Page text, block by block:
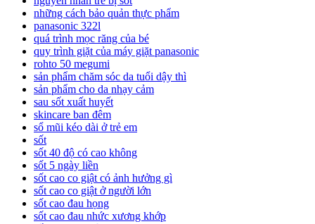
những cách bảo quản thực phẩm
panasonic 322l
quá trình mọc răng của bé
quy trình giặt của máy giặt panasonic
rohto 50 megumi
sản phẩm chăm sóc da tuổi dậy thì
sản phẩm cho da nhạy cảm
sau sốt xuất huyết
skincare ban đêm
sổ mũi kéo dài ở trẻ em
sốt
sốt 40 độ có cao không
sốt 5 ngày liền
sốt cao co giật có ảnh hưởng gì
sốt cao co giật ở người lớn
sốt cao đau họng
sốt cao đau nhức xương khớp